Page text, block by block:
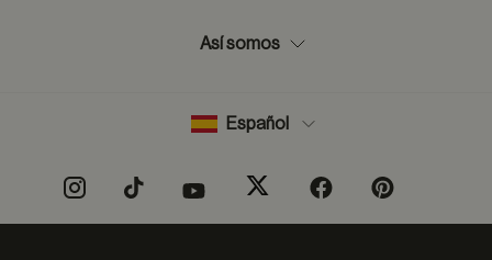
Así somos
Español